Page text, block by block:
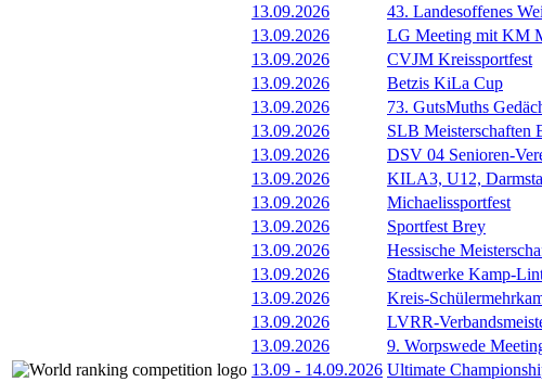
13.09.2026
43. Landesoffenes
13.09.2026
LG Meeting mit KM
13.09.2026
CVJM Kreissportfest
13.09.2026
Betzis KiLa Cup
13.09.2026
73. GutsMuths
13.09.2026
SLB Meisterschaften
13.09.2026
DSV 04 Senioren-
13.09.2026
KILA3, U12,
13.09.2026
Michaelissportfest
13.09.2026
Sportfest Brey
13.09.2026
Hessische
13.09.2026
Stadtwerke Kamp-
13.09.2026
Kreis-
13.09.2026
LVRR-
13.09.2026
9. Worpswede
13.09 - 14.09.2026 Ultimate